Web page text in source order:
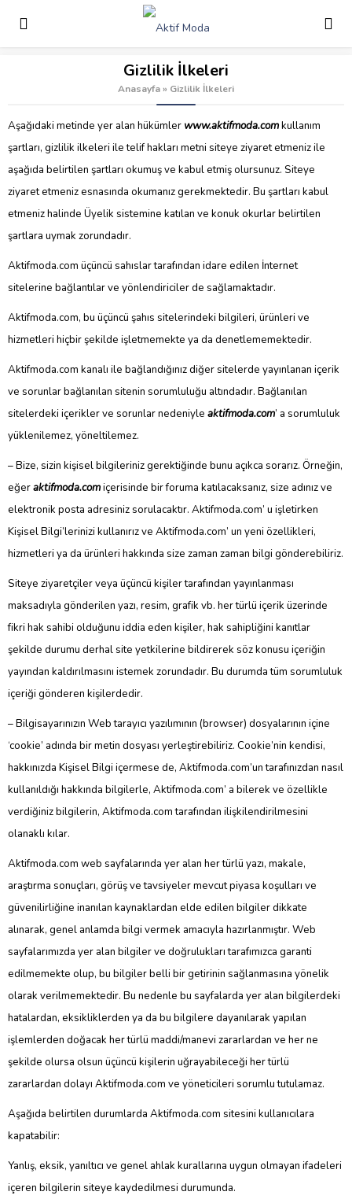
Gizlilik İlkeleri
Anasayfa» Gizlilik İlkeleri
Aşağıdaki metinde yer alan hükümler www.aktifmoda.comkullanım
şartları, gizlilik ilkeleri ile telif hakları metni siteye ziyaret etmeniz ile
aşağıda belirtilen şartları okumuş ve kabul etmiş olursunuz. Siteye
ziyaret etmeniz esnasında okumanız gerekmektedir. Bu şartları kabul
etmeniz halinde Üyelik sistemine katılan ve konuk okurlar belirtilen
şartlara uymak zorundadır.
Aktifmoda.com üçüncü sahıslar tarafından idare edilen İnternet
sitelerine bağlantılar ve yönlendiriciler de sağlamaktadır.
Aktifmoda.com, bu üçüncü şahıs sitelerindeki bilgileri, ürünleri ve
hizmetleri hiçbir şekilde işletmemekte ya da denetlememektedir.
Aktifmoda.com kanalı ile bağlandığınız diğer sitelerde yayınlanan içerik
ve sorunlar bağlanılan sitenin sorumluluğu altındadır. Bağlanılan
sitelerdeki içerikler ve sorunlar nedeniyle aktifmoda.com’ a sorumluluk
yüklenilemez, yöneltilemez.
– Bize, sizin kişisel bilgileriniz gerektiğinde bunu açıkca sorarız. Örneğin,
eğeraktifmoda.comiçerisinde bir foruma katılacaksanız, size adınız ve
elektronik posta adresiniz sorulacaktır. Aktifmoda.com’ u işletirken
Kişisel Bilgi’lerinizi kullanırız ve Aktifmoda.com’ un yeni özellikleri,
hizmetleri ya da ürünleri hakkında size zaman zaman bilgi gönderebiliriz.
Siteye ziyaretçiler veya üçüncü kişiler tarafından yayınlanması
maksadıyla gönderilen yazı, resim, grafik vb. her türlü içerik üzerinde
fikri hak sahibi olduğunu iddia eden kişiler, hak sahipliğini kanıtlar
şekilde durumu derhal site yetkilerine bildirerek söz konusu içeriğin
yayından kaldırılmasını istemek zorundadır. Bu durumda tüm sorumluluk
içeriği gönderen kişilerdedir.
– Bilgisayarınızın Web tarayıcı yazılımının (browser) dosyalarının içine
‘cookie’ adında bir metin dosyası yerleştirebiliriz. Cookie’nin kendisi,
hakkınızda Kişisel Bilgi içermese de, Aktifmoda.com’un tarafınızdan nasıl
kullanıldığı hakkında bilgilerle, Aktifmoda.com’ a bilerek ve özellikle
verdiğiniz bilgilerin, Aktifmoda.com tarafından ilişkilendirilmesini
olanaklı kılar.
Aktifmoda.com web sayfalarında yer alan her türlü yazı, makale,
araştırma sonuçları, görüş ve tavsiyeler mevcut piyasa koşulları ve
güvenilirliğine inanılan kaynaklardan elde edilen bilgiler dikkate
alınarak, genel anlamda bilgi vermek amacıyla hazırlanmıştır. Web
sayfalarımızda yer alan bilgiler ve doğrulukları tarafımızca garanti
edilmemekte olup, bu bilgiler belli bir getirinin sağlanmasına yönelik
olarak verilmemektedir. Bu nedenle bu sayfalarda yer alan bilgilerdeki
hatalardan, eksikliklerden ya da bu bilgilere dayanılarak yapılan
işlemlerden doğacak her türlü maddi/manevi zararlardan ve her ne
şekilde olursa olsun üçüncü kişilerin uğrayabileceği her türlü
zararlardan dolayı Aktifmoda.com ve yöneticileri sorumlu tutulamaz.
Aşağıda belirtilen durumlarda Aktifmoda.com sitesini kullanıcılara
kapatabilir:
Yanlış, eksik, yanıltıcı ve genel ahlak kurallarına uygun olmayan ifadeleri
içeren bilgilerin siteye kaydedilmesi durumunda.